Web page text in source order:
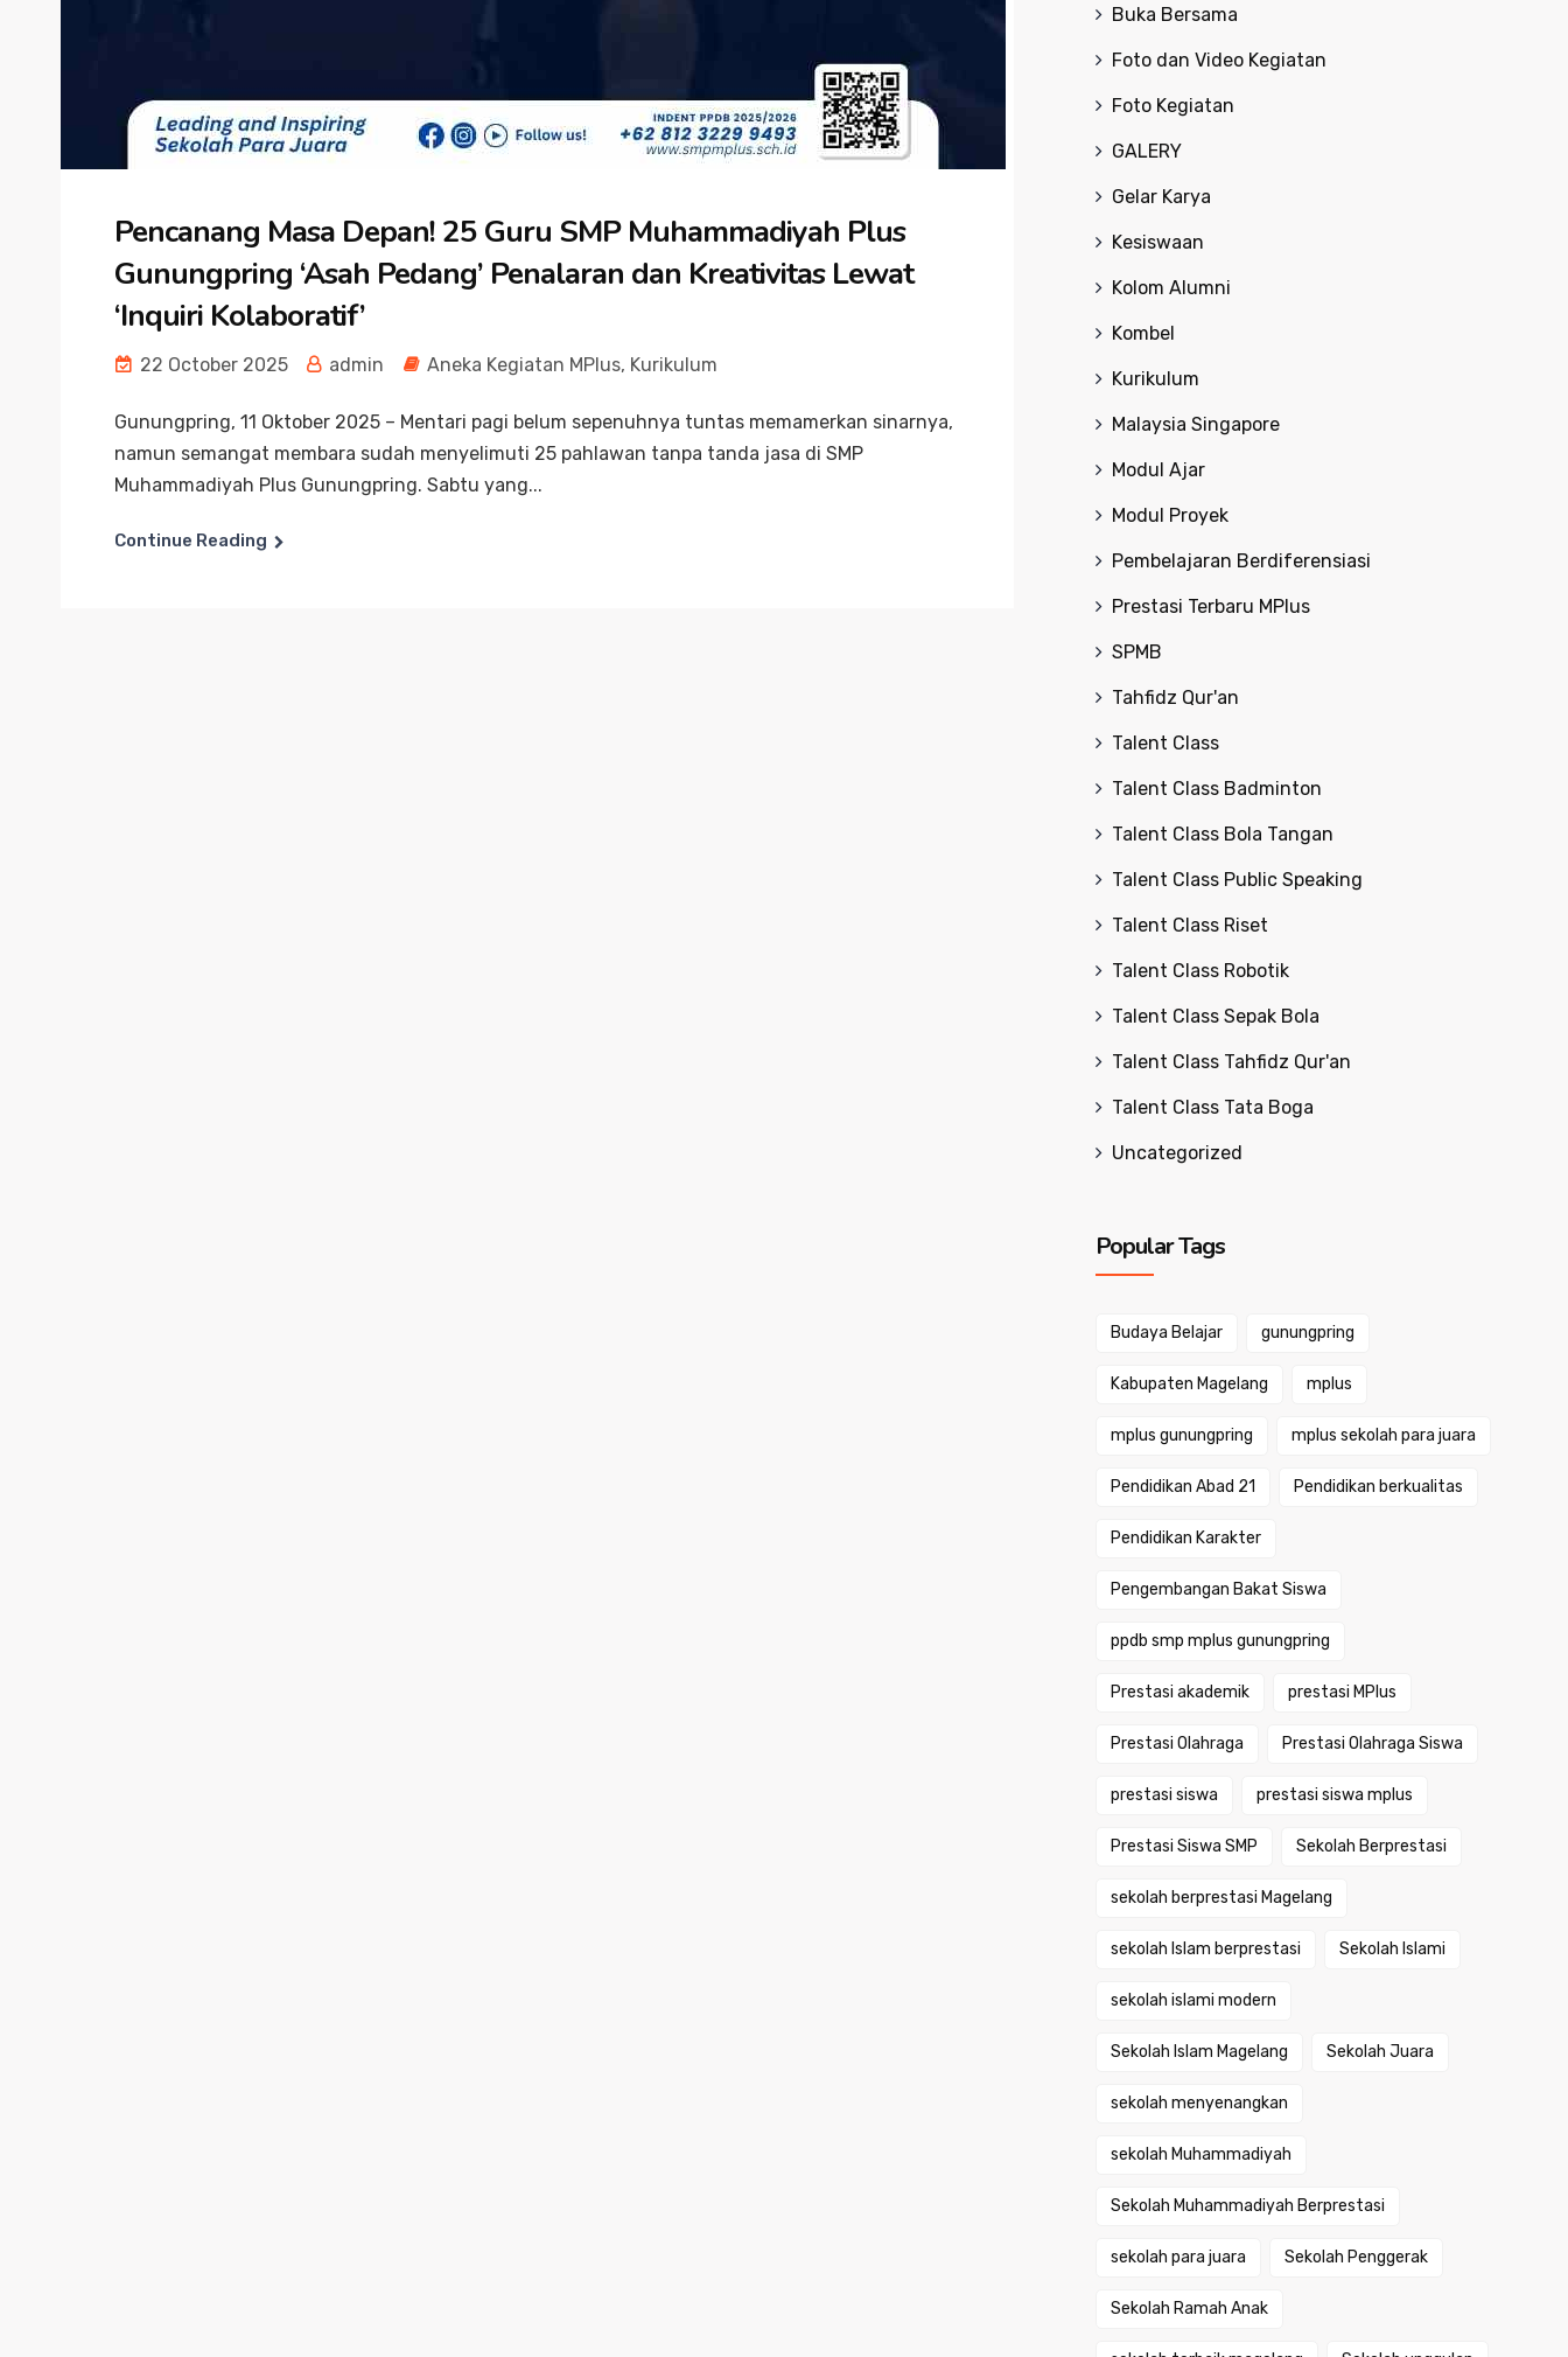
Pencanang Masa Depan! 25 Guru SMP Muhammadiyah Plus
Gunungpring ‘Asah Pedang’ Penalaran dan Kreativitas Lewat
‘Inquiri Kolaboratif’
22 October 2025 admin Aneka Kegiatan MPlus, Kurikulum
Gunungpring, 11 Oktober 2025 – Mentari pagi belum sepenuhnya tuntas memamerkan sinarnya,
namun semangat membara sudah menyelimuti 25 pahlawan tanpa tanda jasa di SMP
Muhammadiyah Plus Gunungpring. Sabtu yang...
Continue Reading
Buka Bersama
Foto dan Video Kegiatan
Foto Kegiatan
GALERY
Gelar Karya
Kesiswaan
Kolom Alumni
Kombel
Kurikulum
Malaysia Singapore
Modul Ajar
Modul Proyek
Pembelajaran Berdiferensiasi
Prestasi Terbaru MPlus
SPMB
Tahfidz Qur'an
Talent Class
Talent Class Badminton
Talent Class Bola Tangan
Talent Class Public Speaking
Talent Class Riset
Talent Class Robotik
Talent Class Sepak Bola
Talent Class Tahfidz Qur'an
Talent Class Tata Boga
Uncategorized
Popular Tags
Budaya Belajar gunungpring
Kabupaten Magelang mplus
mplus gunungpring mplus sekolah para juara
Pendidikan Abad 21 Pendidikan berkualitas
Pendidikan Karakter
Pengembangan Bakat Siswa
ppdb smp mplus gunungpring
Prestasi akademik prestasi MPlus
Prestasi Olahraga Prestasi Olahraga Siswa
prestasi siswa prestasi siswa mplus
Prestasi Siswa SMP Sekolah Berprestasi
sekolah berprestasi Magelang
sekolah Islam berprestasi Sekolah Islami
sekolah islami modern
Sekolah Islam Magelang Sekolah Juara
sekolah menyenangkan
sekolah Muhammadiyah
Sekolah Muhammadiyah Berprestasi
sekolah para juara Sekolah Penggerak
Sekolah Ramah Anak